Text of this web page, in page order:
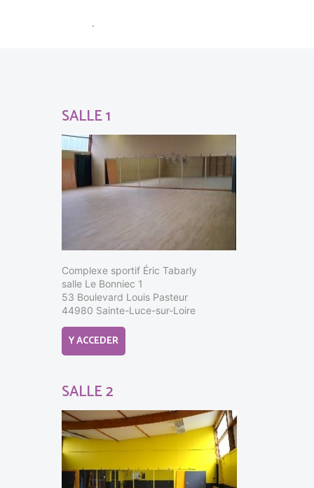
.
SALLE 1
Complexe sportif Éric Tabarly
salle Le Bonniec 1
53 Boulevard Louis Pasteur
44980 Sainte-Luce-sur-Loire
Y ACCEDER
SALLE 2